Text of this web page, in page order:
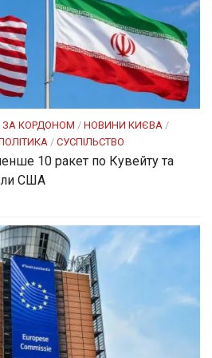
ЗА КОРДОНОМ / НОВИНИ КИЄВА /
/ СУСПІЛЬСТВО
10 ракет по Кувейту та
США